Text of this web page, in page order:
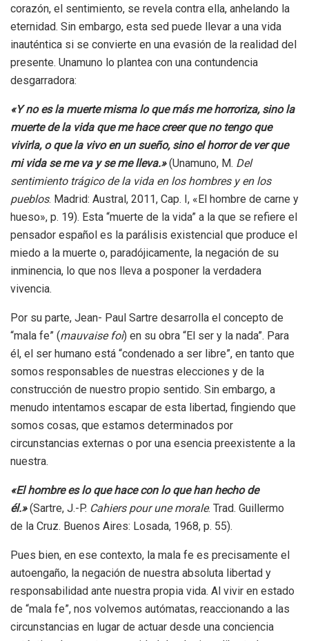
corazón, el sentimiento, se revela contra ella, anhelando la
eternidad. Sin embargo, esta sed puede llevar a una vida
inauténtica si se convierte en una evasión de la realidad del
presente. Unamuno lo plantea con una contundencia
desgarradora:
«Y no es la muerte misma lo que más me horroriza, sino la
muerte de la vida que me hace creer que no tengo que
vivirla, o que la vivo en un sueño, sino el horror de ver que
mi vida se me va y se me lleva.»(Unamuno, M. Del
sentimiento trágico de la vida en los hombres y en los
pueblos. Madrid: Austral, 2011, Cap. I, «El hombre de carne y
hueso», p. 19). Esta “muerte de la vida” a la que se refiere el
pensador español es la parálisis existencial que produce el
miedo a la muerte o, paradójicamente, la negación de su
inminencia, lo que nos lleva a posponer la verdadera
vivencia.
Por su parte, Jean- Paul Sartre desarrolla el concepto de
“mala fe” (mauvaise foi) en su obra “El ser y la nada”. Para
él, el ser humano está “condenado a ser libre”, en tanto que
somos responsables de nuestras elecciones y de la
construcción de nuestro propio sentido. Sin embargo, a
menudo intentamos escapar de esta libertad, fingiendo que
somos cosas, que estamos determinados por
circunstancias externas o por una esencia preexistente a la
nuestra.
«El hombre es lo que hace con lo que han hecho de
él.»(Sartre, J.-P. Cahiers pour une morale. Trad. Guillermo
de la Cruz. Buenos Aires: Losada, 1968, p. 55).
Pues bien, en ese contexto, la mala fe es precisamente el
autoengaño, la negación de nuestra absoluta libertad y
responsabilidad ante nuestra propia vida. Al vivir en estado
de “mala fe”, nos volvemos autómatas, reaccionando a las
circunstancias en lugar de actuar desde una conciencia